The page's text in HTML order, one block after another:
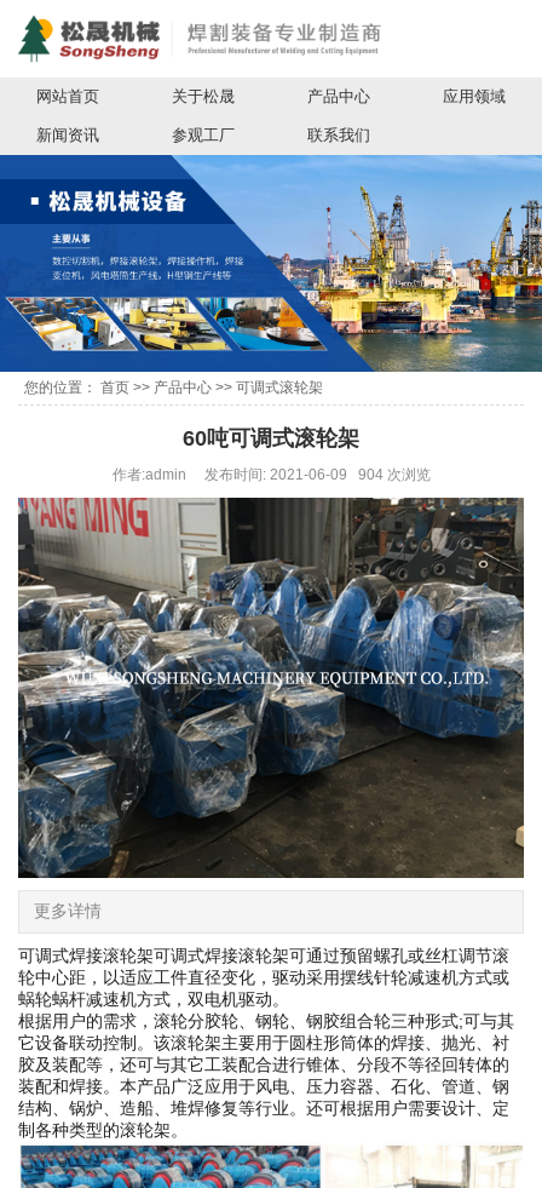
网站首页 关于松晟 产品中心 应用领域
新闻资讯 参观工厂 联系我们
您的位置： 首页 >> 产品中心 >> 可调式滚轮架
60吨可调式滚轮架
作者:admin 发布时间: 2021-06-09 904 次浏览
更多详情
可调式焊接滚轮架可调式焊接滚轮架可通过预留螺孔或丝杠调节滚
轮中心距，以适应工件直径变化，驱动采用摆线针轮减速机方式或
蜗轮蜗杆减速机方式，双电机驱动。
根据用户的需求，滚轮分胶轮、钢轮、钢胶组合轮三种形式;可与其
它设备联动控制。该滚轮架主要用于圆柱形筒体的焊接、抛光、衬
胶及装配等，还可与其它工装配合进行锥体、分段不等径回转体的
装配和焊接。本产品广泛应用于风电、压力容器、石化、管道、钢
结构、锅炉、造船、堆焊修复等行业。还可根据用户需要设计、定
制各种类型的滚轮架。